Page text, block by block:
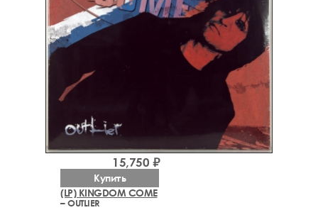
(LP) KINGDOM COME
– OUTLIER
15,750 ₽
Купить